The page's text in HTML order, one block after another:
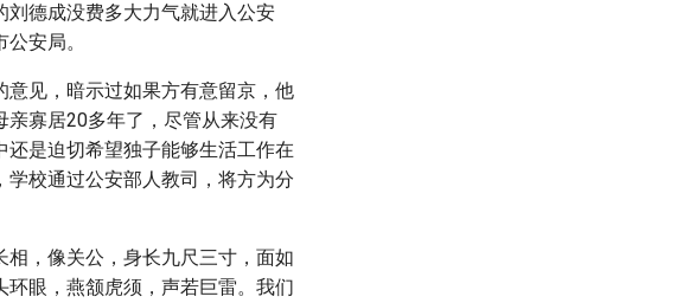
德成没费多大力气就进入公安
安局。
见，暗示过如果方有意留京，他
寡居20多年了，尽管从来没有
是迫切希望独子能够生活工作在
校通过公安部人教司，将方为分
，像关公，身长九尺三寸，面如
眼，燕颔虎须，声若巨雷。我们